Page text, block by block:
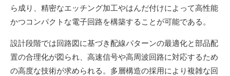
ら成り、精密なエッチング加工やはんだ付けによって高性能
かつコンパクトな電子回路を構築することが可能である。
設計段階では回路図に基づき配線パターンの最適化と部品配
置の合理化が図られ、高速信号や高周波回路に対応するため
の高度な技術が求められる。多層構造の採用により複雑な回